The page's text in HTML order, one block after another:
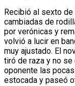
Recibió al sexto de
cambiadas de
por verónicas y
volvió a lucir en
muy ajustado. El
tiró de raza y no
oponente las
estocada y paseó